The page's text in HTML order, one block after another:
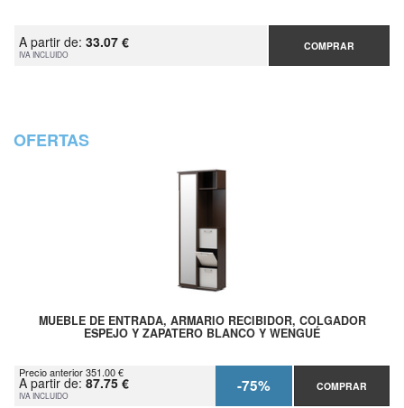
A partir de: 33.07 €
IVA INCLUIDO
COMPRAR
OFERTAS
MUEBLE DE ENTRADA, ARMARIO RECIBIDOR, COLGADOR
ESPEJO Y ZAPATERO BLANCO Y WENGUÉ
Precio anterior 351.00 €
A partir de: 87.75 €
IVA INCLUIDO -75% COMPRAR